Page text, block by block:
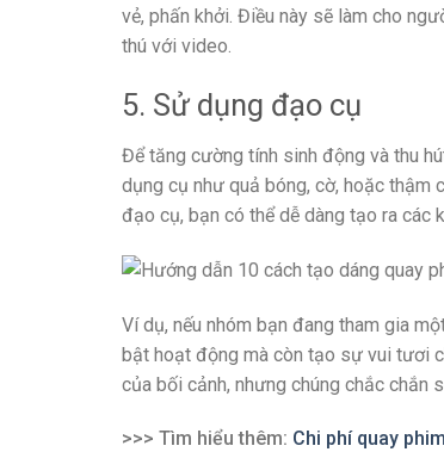
vẻ, phấn khởi. Điều này sẽ làm cho
thú với video.
5. Sử dụng đạo cụ
Để tăng cường tính sinh động và thu
dụng cụ như quả bóng, cờ, hoặc thậm
đạo cụ, bạn có thể dễ dàng tạo ra các
Ví dụ, nếu nhóm bạn đang tham gia
bật hoạt động mà còn tạo sự vui tươi
của bối cảnh, nhưng chúng chắc chắn
>>> Tìm hiểu thêm: Chi phí quay